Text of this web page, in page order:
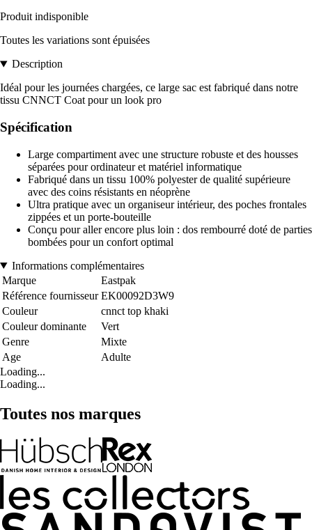
Produit indisponible
Toutes les variations sont épuisées
Description
Idéal pour les journées chargées, ce large sac est fabriqué dans notre
tissu CNNCT Coat pour un look pro
Spécification
Large compartiment avec une structure robuste et des housses
séparées pour ordinateur et matériel informatique
Fabriqué dans un tissu 100% polyester de qualité supérieure
avec des coins résistants en néoprène
Ultra pratique avec un organiseur intérieur, des poches frontales
zippées et un porte-bouteille
Conçu pour aller encore plus loin : dos rembourré doté de parties
bombées pour un confort optimal
Informations complémentaires
Marque
Eastpak
Référence fournisseur EK00092D3W9
Couleur
cnnct top khaki
Couleur dominante
Vert
Genre
Mixte
Age
Adulte
Loading...
Loading...
Toutes nos marques